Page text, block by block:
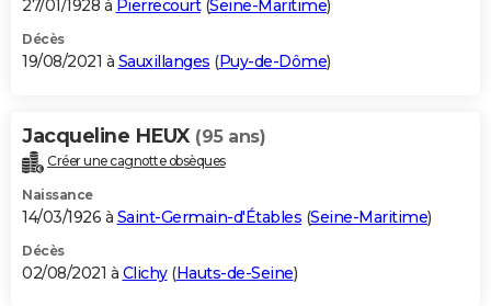
27/01/1928 à Pierrecourt(Seine-Maritime)
Décès
19/08/2021 à Sauxillanges (Puy-de-Dôme)
Jacqueline HEUX (95 ans)
Créer une cagnotte obsèques
Naissance
14/03/1926 à Saint-Germain-d'Étables (Seine-Maritime)
Décès
02/08/2021 à Clichy(Hauts-de-Seine)